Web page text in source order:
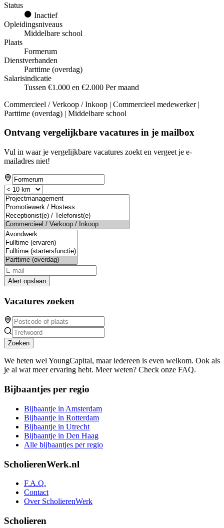
Status
Inactief
Opleidingsniveaus
Middelbare school
Plaats
Formerum
Dienstverbanden
Parttime (overdag)
Salarisindicatie
Tussen €1.000 en €2.000 Per maand
Commercieel / Verkoop / Inkoop | Commercieel medewerker |
Parttime (overdag) | Middelbare school
Ontvang vergelijkbare vacatures in je mailbox
Vul in waar je vergelijkbare vacatures zoekt en vergeet je e-
mailadres niet!
Alert opslaan
Vacatures zoeken
Zoeken
We heten wel YoungCapital, maar iedereen is even welkom. Ook als
je al wat meer ervaring hebt. Meer weten? Check onze FAQ.
Bijbaantjes per regio
Bijbaantje in Amsterdam
Bijbaantje in Rotterdam
Bijbaantje in Utrecht
Bijbaantje in Den Haag
Alle bijbaantjes per regio
ScholierenWerk.nl
F.A.Q.
Contact
Over ScholierenWerk
Scholieren